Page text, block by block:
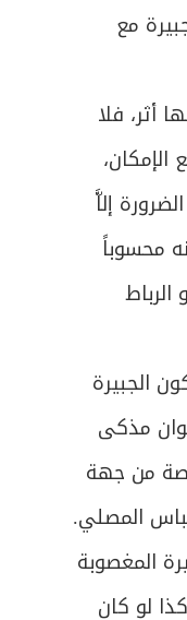
مع
أثر، فلا
إلاَّ
محسوباً
الجبيرة
مذكى
من جهة
المصلي.
المغصوبة
لو كان
الجماعة
على
الواجبة
مستحبة